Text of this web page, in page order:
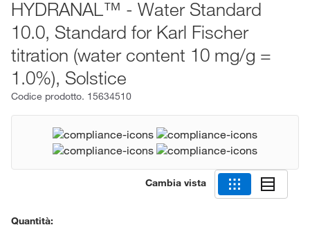
HYDRANAL™ - Water Standard
10.0, Standard for Karl Fischer
titration (water content 10 mg/g =
1.0%), Solstice
Codice prodotto. 15634510
Cambia vista
Quantità: